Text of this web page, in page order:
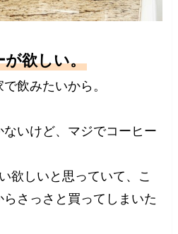
が欲しい。
飲みたいから。
いけど、マジでコーヒー
欲しいと思っていて、こ
さっさと買ってしまいた